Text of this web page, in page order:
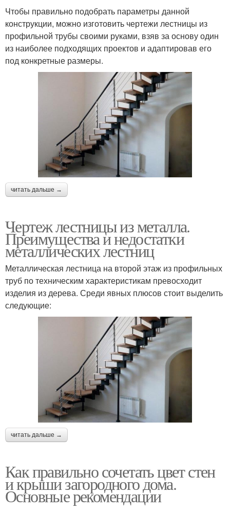
Чтобы правильно подобрать параметры данной
конструкции, можно изготовить чертежи лестницы из
профильной трубы своими руками, взяв за основу один
из наиболее подходящих проектов и адаптировав его
под конкретные размеры.
читать дальше →
Чертеж лестницы из металла.
Преимущества и недостатки
металлических лестниц
Металлическая лестница на второй этаж из профильных
труб по техническим характеристикам превосходит
изделия из дерева. Среди явных плюсов стоит выделить
следующие:
читать дальше →
Как правильно сочетать цвет стен
и крыши загородного дома.
Основные рекомендации